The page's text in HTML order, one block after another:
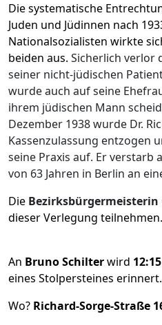
Die systematische
Juden und Jüdinnen nach
Nationalsozialisten wirkte
beiden aus. Sicherlich verlor
seiner nicht-jüdischen
wurde auch auf seine
ihrem jüdischen Mann
Dezember 1938 wurde Dr.
Kassenzulassung entzogen
seine Praxis auf. Er verstarb
von 63 Jahren in Berlin an
Die Bezirksbürgermeisterin
dieser Verlegung teilnehmen.
An Bruno Schilterwird
eines Stolpersteines erinnert.
Wo? Richard-Sorge-Straße